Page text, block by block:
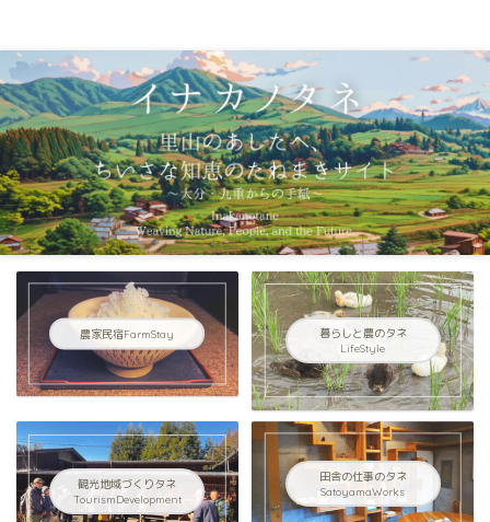
農家民宿FarmStay
暮らしと農のタネ
LifeStyle
観光地域づくりタネ
TourismDevelopment
田舎の仕事のタネ
SatoyamaWorks